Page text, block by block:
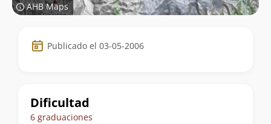
AHB Maps
Datos
de
ruta
Publicado el 03-05-2006
Dificultad
6 graduaciones